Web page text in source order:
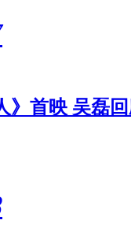
》首映 吴磊